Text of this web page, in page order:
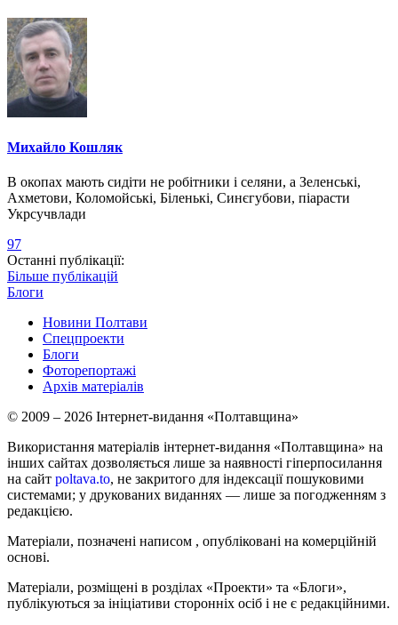
Михайло Кошляк
В окопах мають сидіти не робітники і селяни, а Зеленські,
Ахметови, Коломойські, Біленькі, Синєгубови, піарасти
Укрсучвлади
97
Останні публікації:
Більше публікацій
Блоги
Новини Полтави
Спецпроекти
Блоги
Фоторепортажі
Архів матеріалів
© 2009 – 2026 Інтернет-видання «Полтавщина»
Використання матеріалів інтернет-видання «Полтавщина» на
інших сайтах дозволяється лише за наявності гіперпосилання
на сайт poltava.to, не закритого для індексації пошуковими
системами; у друкованих виданнях — лише за погодженням з
редакцією.
Матеріали, позначені написом , опубліковані на комерційній
основі.
Матеріали, розміщені в розділах «Проекти» та «Блоги»,
публікуються за ініціативи сторонніх осіб і не є редакційними.